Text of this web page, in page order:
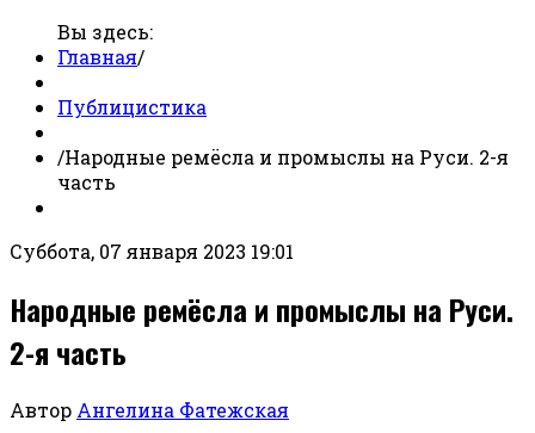
Вы здесь:
Главная/
Публицистика
/Народные ремёсла и промыслы на Руси. 2-я
часть
Суббота, 07 января 2023 19:01
Народные ремёсла и промыслы на Руси.
2-я часть
Автор Ангелина Фатежская